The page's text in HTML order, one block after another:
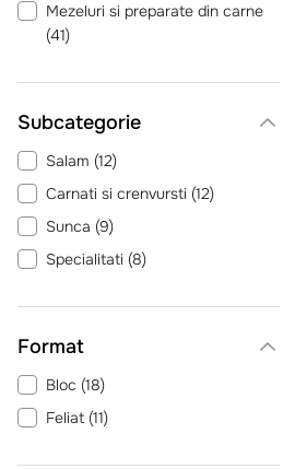
Mezeluri si preparate din carne
(41)
Salam (12)
Carnati si crenvursti (12)
Sunca (9)
Specialitati (8)
Format
Bloc (18)
Feliat (11)